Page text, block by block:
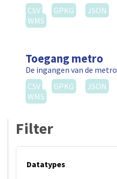
CSV
GPKG JSON
WMS
Toegang metro
De ingangen van de
CSV
GPKG JSON
WMS
Filter
Datatypes